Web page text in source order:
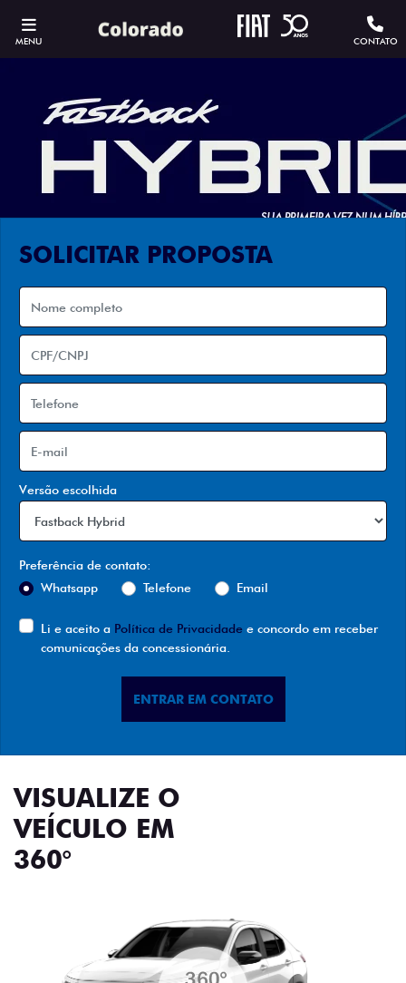
MENU CONTATO
SOLICITAR PROPOSTA
Versão escolhida
Preferência de contato:
Whatsapp
Telefone Email
Li e aceito a Política de Privacidade e concordo em receber
comunicações da concessionária.
ENTRAR EM CONTATO
VISUALIZE O
VEÍCULO EM
360°